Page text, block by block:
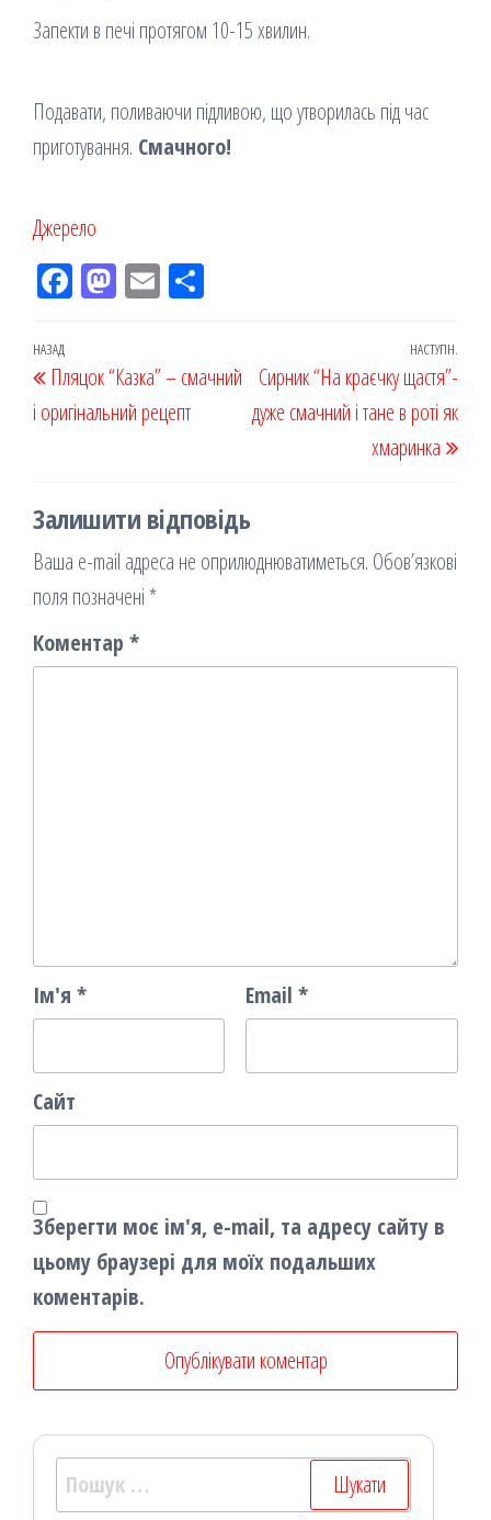
Запекти в печі протягом 10-15 хвилин.
Подавати, поливаючи підливою, що утворилась під час
приготування. Смачного!
Джерело
Fac
k
M
on
Em
ис
Навігація
записів
Попередній
запис
НАЗАД
Пляцок “Казка” – смачний
і оригінальний рецепт
НАСТУПН.
Сирник “На краєчку щастя”-
дуже смачний і тане в роті як
хмаринка
Залишити відповідь
Ваша e-mail адреса не оприлюднюватиметься. Обов’язкові
поля позначені *
Коментар *
Ім'я * Email *
Сайт
Зберегти моє ім'я, e-mail, та адресу сайту в
цьому браузері для моїх подальших
коментарів.
Пошук: